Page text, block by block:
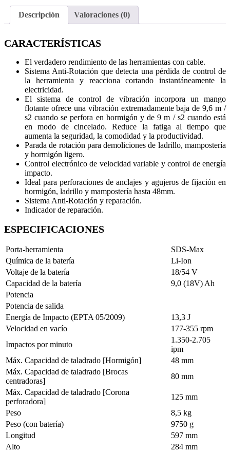
Descripción Valoraciones (0)
CARACTERÍSTICAS
El verdadero rendimiento de las herramientas con cable.
Sistema Anti-Rotación que detecta una pérdida de control de
la herramienta y reacciona cortando instantáneamente la
electricidad.
El sistema de control de vibración incorpora un mango
flotante ofrece una vibración extremadamente baja de 9,6 m /
s2 cuando se perfora en hormigón y de 9 m / s2 cuando está
en modo de cincelado. Reduce la fatiga al tiempo que
aumenta la seguridad, la comodidad y la productividad.
Parada de rotación para demoliciones de ladrillo, mampostería
y hormigón ligero.
Control electrónico de velocidad variable y control de energía
impacto.
Ideal para perforaciones de anclajes y agujeros de fijación en
hormigón, ladrillo y mampostería hasta 48mm.
Sistema Anti-Rotación y reparación.
Indicador de reparación.
ESPECIFICACIONES
Porta-herramienta
SDS-Max
Química de la batería
Li-Ion
Voltaje de la batería
18/54 V
Capacidad de la batería
9,0 (18V) Ah
Potencia
Potencia de salida
Energía de Impacto (EPTA 05/2009)
13,3 J
Velocidad en vacío
177-355 rpm
Impactos por minuto
1.350-2.705
ipm
Máx. Capacidad de taladrado [Hormigón]
48 mm
Máx. Capacidad de taladrado [Brocas
centradoras]
80 mm
Máx. Capacidad de taladrado [Corona
perforadora]
125 mm
Peso
8,5 kg
Peso (con batería)
9750 g
Longitud
597 mm
Alto
284 mm